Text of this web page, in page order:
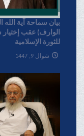
بیان سماحة آیة
الوارف) عقب إختیار
للثورة الإسلامیة
شوال 9, 1447